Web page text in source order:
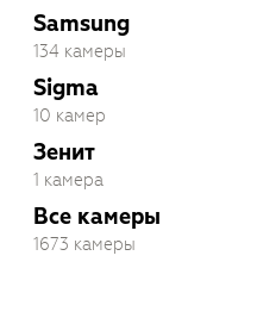
Samsung
134 камеры
Sigma
10 камер
Зенит
1 камера
Все камеры
1673 камеры